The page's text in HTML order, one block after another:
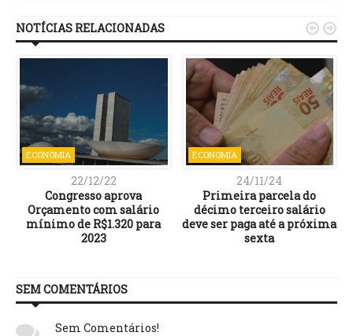
NOTÍCIAS RELACIONADAS
ECONOMIA
22/12/22
Congresso aprova
Orçamento com salário
mínimo de R$1.320 para
2023
ECONOMIA
24/11/24
Primeira parcela do
décimo terceiro salário
deve ser paga até a próxima
sexta
 
SEM COMENTÁRIOS
Sem Comentários!